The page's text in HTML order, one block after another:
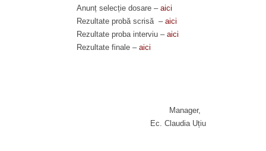
Anunț selecție dosare – aici
Rezultate probă scrisă – aici
Rezultate proba interviu – aici
Rezultate finale – aici
Manager,
Ec. Claudia Uțiu